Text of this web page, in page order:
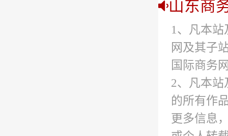
山东商
1、凡本
网及其子
国际商务
2、凡本站
的所有作
更多信息